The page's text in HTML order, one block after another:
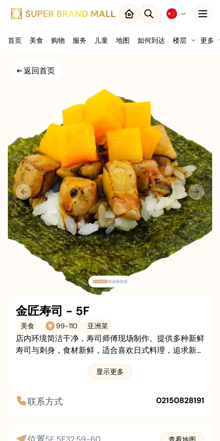
Menu
返回
地图
更多
职业 关于我们 联系我们 停车
关闭
首页 美食 购物 服务 儿童 地图 如何到达 楼层 更多
返回首页
Previous slide Next
金匠寿司 - 5F
美食 99-110 亚洲菜
店内环境简洁干净，寿司师傅现场制作。提供多种新鲜
寿司与刺身，食材新鲜，适合喜欢日式料理，追求新鲜
显示更多
联系方式 02150828191